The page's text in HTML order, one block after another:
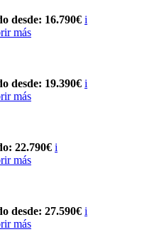
desde: 16.790€ i
más
desde: 19.390€ i
más
22.790€ i
más
desde: 27.590€ i
más